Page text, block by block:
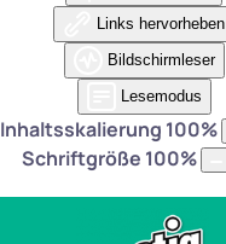
Links hervorheben
Bildschirmleser
Lesemodus
Inhaltsskalierung 100%
Schriftgröße 100%